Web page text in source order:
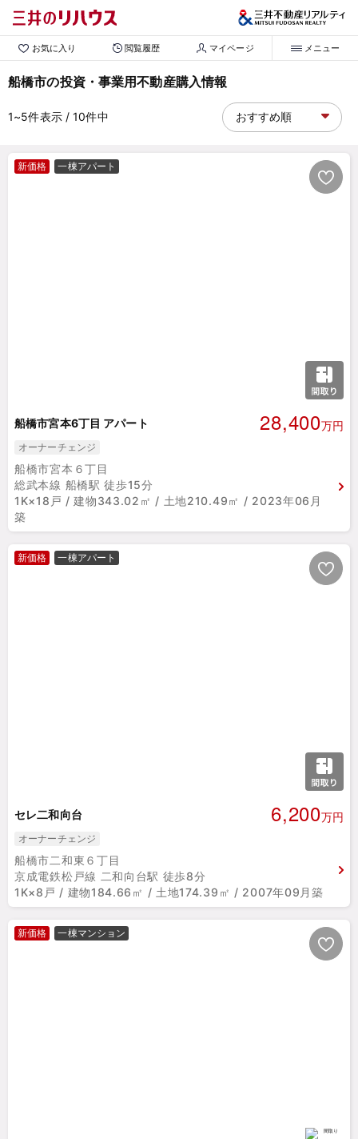
お気に入り 閲覧履歴 マイページ メニュー
船橋市の投資・事業用不動産購入情報
1~5件表示/ 10件中
新価格 一棟アパート
船橋市宮本6丁目 アパート 28,400万円
オーナーチェンジ
船橋市宮本６丁目
総武本線 船橋駅 徒歩15分
1K×18戸 / 建物343.02㎡ / 土地210.49㎡ / 2023年06月
築
新価格 一棟アパート
セレ二和向台 6,200万円
オーナーチェンジ
船橋市二和東６丁目
京成電鉄松戸線 二和向台駅 徒歩8分
1K×8戸 / 建物184.66㎡ / 土地174.39㎡ / 2007年09月築
新価格 一棟マンション